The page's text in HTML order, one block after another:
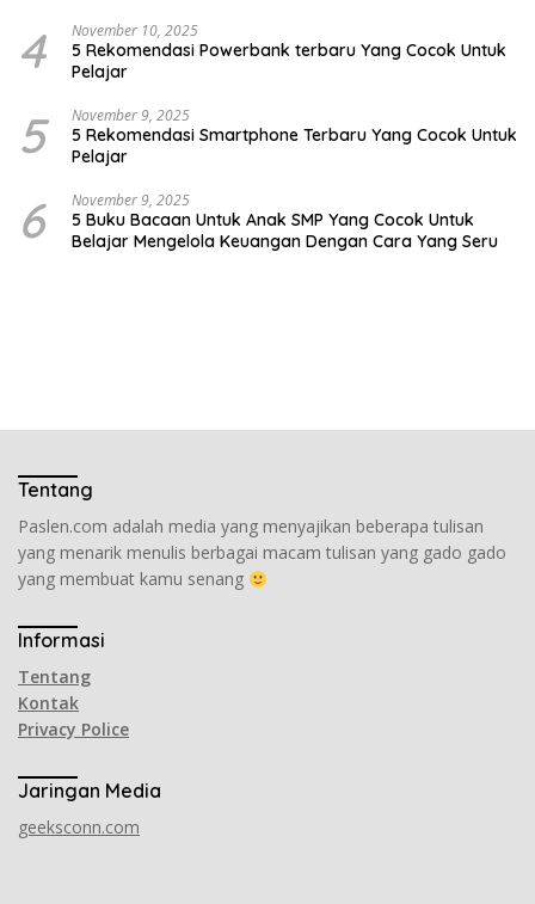
4 November 10, 2025
5 Rekomendasi Powerbank terbaru Yang Cocok Untuk
Pelajar
5 November 9, 2025
5 Rekomendasi Smartphone Terbaru Yang Cocok Untuk
Pelajar
6 November 9, 2025
5 Buku Bacaan Untuk Anak SMP Yang Cocok Untuk
Belajar Mengelola Keuangan Dengan Cara Yang Seru
Tentang
Paslen.com adalah media yang menyajikan beberapa tulisan
yang menarik menulis berbagai macam tulisan yang gado gado
yang membuat kamu senang
Informasi
Tentang
Kontak
Privacy Police
Jaringan Media
geeksconn.com